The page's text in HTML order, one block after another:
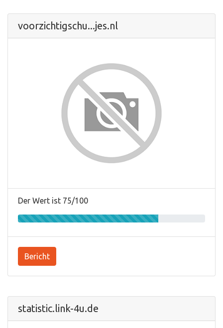
voorzichtigschu...jes.nl
Der Wert ist 75/100
Bericht
statistic.link-4u.de